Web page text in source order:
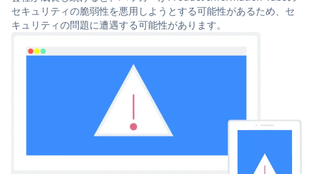
セキュリティの脆弱性を悪用しようとする可能性があるため、セ
キュリティの問題に遭遇する可能性があります。